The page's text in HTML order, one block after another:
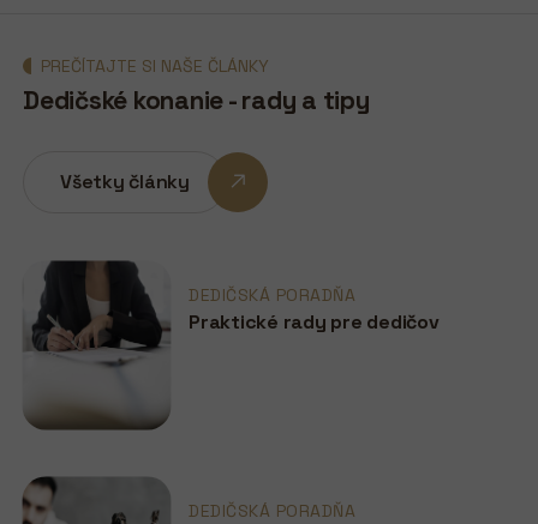
PREČÍTAJTE SI NAŠE ČLÁNKY
Dedičské konanie - rady a tipy
Všetky články
DEDIČSKÁ PORADŇA
Praktické rady pre dedičov
DEDIČSKÁ PORADŇA